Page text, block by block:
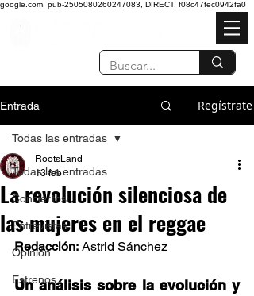
google.com, pub-2505080260247083, DIRECT, f08c47fec0942fa0
Entrada Regístrate
Todas las entradas
Conciertos
Entrevistas
Opinión
Estrenos
Todas las entradas
La revolución silenciosa de
las mujeres en el reggae
RootsLand
13 feb
Redacción: Astrid Sánchez
Un análisis sobre la evolución y